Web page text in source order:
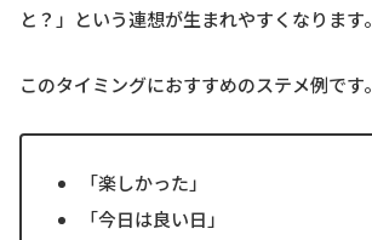
と？」という連想が生まれやすくなります。
このタイミングにおすすめのステメ例です。
「楽しかった」
「今日は良い日」